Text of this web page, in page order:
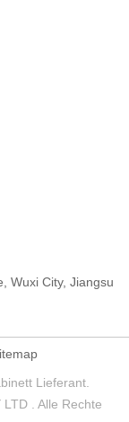
Wuxi City, Jiangsu
Lieferant.
. Alle Rechte